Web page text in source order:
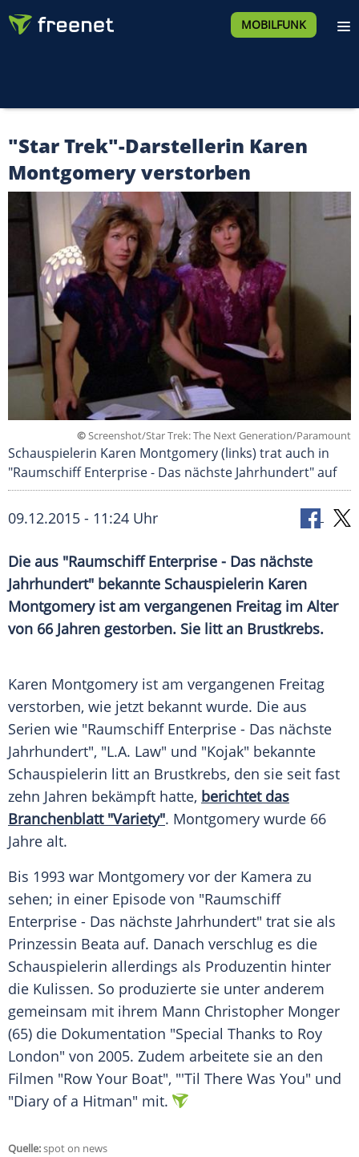
MOBILFUNK
"Star Trek"-Darstellerin Karen
Montgomery verstorben
©Screenshot/Star Trek: The Next Generation/Paramount
Schauspielerin Karen Montgomery (links) trat auch in
"Raumschiff Enterprise - Das nächste Jahrhundert" auf
09.12.2015 - 11:24 Uhr
Die aus "Raumschiff Enterprise - Das nächste
Jahrhundert" bekannte Schauspielerin Karen
Montgomery ist am vergangenen Freitag im Alter
von 66 Jahren gestorben. Sie litt an Brustkrebs.
Karen Montgomery ist am vergangenen Freitag
verstorben, wie jetzt bekannt wurde. Die aus
Serien wie "Raumschiff Enterprise - Das nächste
Jahrhundert", "L.A. Law" und "Kojak" bekannte
Schauspielerin litt an Brustkrebs, den sie seit fast
zehn Jahren bekämpft hatte, berichtet das
Branchenblatt"Variety". Montgomery wurde 66
Jahre alt.
Bis 1993 war Montgomery vor der Kamera zu
sehen; in einer Episode von "Raumschiff
Enterprise - Das nächste Jahrhundert" trat sie als
Prinzessin Beata auf. Danach verschlug es die
Schauspielerin allerdings als Produzentin hinter
die Kulissen. So produzierte sie unter anderem
gemeinsam mit ihrem Mann Christopher Monger
(65) die Dokumentation "Special Thanks to Roy
London" von 2005. Zudem arbeitete sie an den
Filmen "Row Your Boat", "'Til There Was You" und
"Diary of a Hitman" mit.
Quelle:spot on news